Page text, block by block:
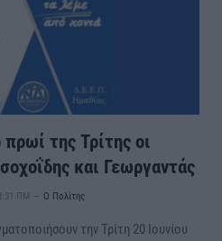
της Τρίτης οι
και Γεωργαντάς
ΠΜ Ο Πολίτης
την Τρίτη 20 Ιουνίου